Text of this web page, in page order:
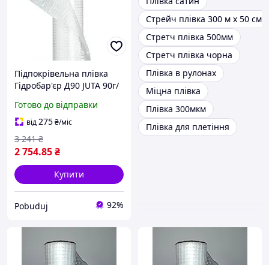
Підпокрівельна плівка
Гідробар'єр Д90 JUTA 90г/
Готово до відправки
від275₴/міс
2 754.85₴
3 241 ₴
Купити
Pobuduj 92%
Стрейч плівка 300 м х 50 см
Стретч плівка 500мм
Стретч плівка чорна
Плівка в рулонах
Міцна плівка
Плівка 300мкм
Плівка для плетіння